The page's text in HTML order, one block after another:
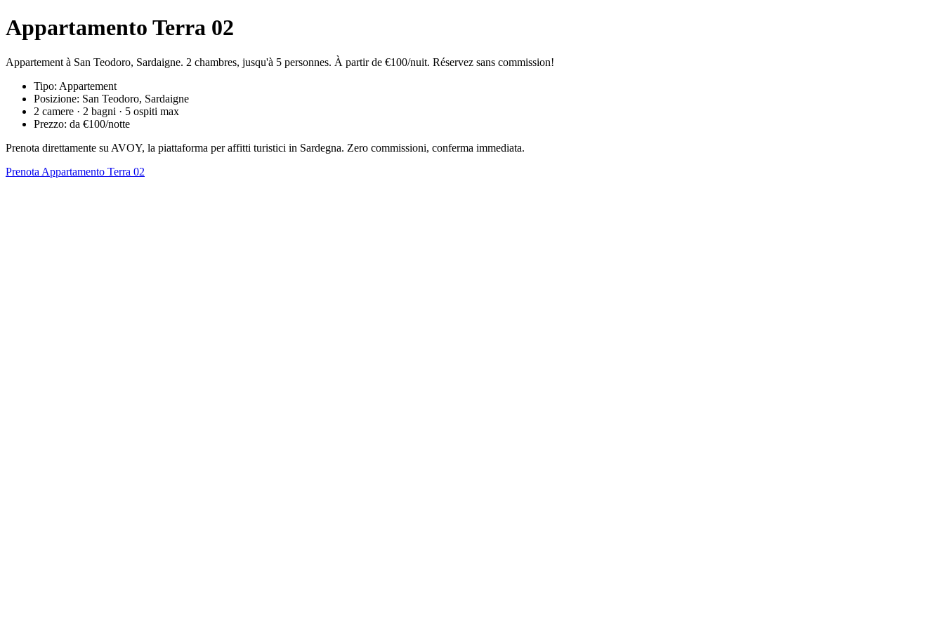
Appartamento Terra 02
Appartement à San Teodoro, Sardaigne. 2 chambres, jusqu'à 5 personnes. À partir de €100/nuit. Réservez sans commission!
Tipo: Appartement
Posizione: San Teodoro, Sardaigne
2 camere · 2 bagni · 5 ospiti max
Prezzo: da €100/notte
Prenota direttamente su AVOY, la piattaforma per affitti turistici in Sardegna. Zero commissioni, conferma immediata.
Prenota Appartamento Terra 02